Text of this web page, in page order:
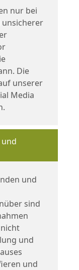
nur bei
Die
unserer
Media
und
sind
und
und